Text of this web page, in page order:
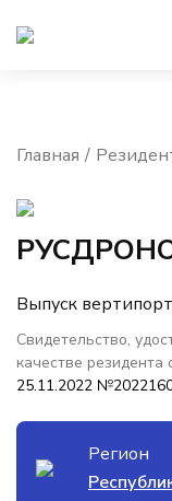
Главная
Выпуск
Свидетельство,
качестве
25.11.2022
Регион